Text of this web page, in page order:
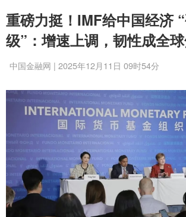
重磅力挺！IMF给中国经济
级”：增速上调，韧性成全
中国金融网 | 2025年12月11日 09时54分